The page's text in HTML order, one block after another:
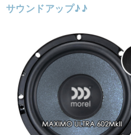
サウンドアップ♪♪